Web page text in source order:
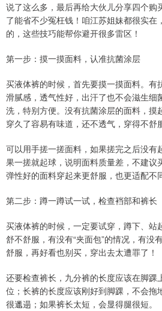
说了这么多，最后再给大伙儿分享四个购
了能省不少冤枉钱！咱江苏姐妹都很实在
的，这些技巧能帮你避开很多雷区！
第一步：摸一摸面料，认准抗菌涂层
买液体裤的时候，首先要摸一摸面料。有
滑腻感，透气性好，出汗了也不会滋生细
洗，特别方便。没有抗菌涂层的面料，摸
穿久了容易有味道，还不透气，穿得不舒
可以用手搓一搓面料，如果搓完之后没有
果一搓就起球，说明面料质量差，不建议
弹性好的面料穿起来更舒服，也更适配不
第二步：蹲一蹲试一试，检查裆部和裤长
买液体裤的时候，一定要试穿，蹲下、站
舒不舒服，有没有“夹面包”的情况，有没
舒服，再好看也别买，穿出去太遭罪了！
还要检查裤长，九分裤的长度应该在脚踝
位；长裤的长度应该刚好到脚踝，不会拖
很邋遢；如果裤长太短，会显得腿很短。